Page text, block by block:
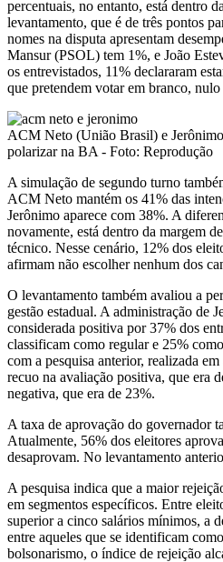
percentuais, no entanto, está dentro
levantamento, que é de três pontos
nomes na disputa apresentam
Mansur (PSOL) tem 1%, e João
os entrevistados, 11% declararam
que pretendem votar em branco,
ACM Neto (União Brasil) e
polarizar na BA - Foto: Reprodução
A simulação de segundo turno
ACM Neto mantém os 41% das
Jerônimo aparece com 38%. A
novamente, está dentro da margem
técnico. Nesse cenário, 12% dos
afirmam não escolher nenhum dos
O levantamento também avaliou a
gestão estadual. A administração de
considerada positiva por 37% dos
classificam como regular e 25%
com a pesquisa anterior, realizada
recuo na avaliação positiva, que era
negativa, que era de 23%.
A taxa de aprovação do governador
Atualmente, 56% dos eleitores
desaprovam. No levantamento
A pesquisa indica que a maior
em segmentos específicos. Entre
superior a cinco salários mínimos, a
entre aqueles que se identificam
bolsonarismo, o índice de rejeição